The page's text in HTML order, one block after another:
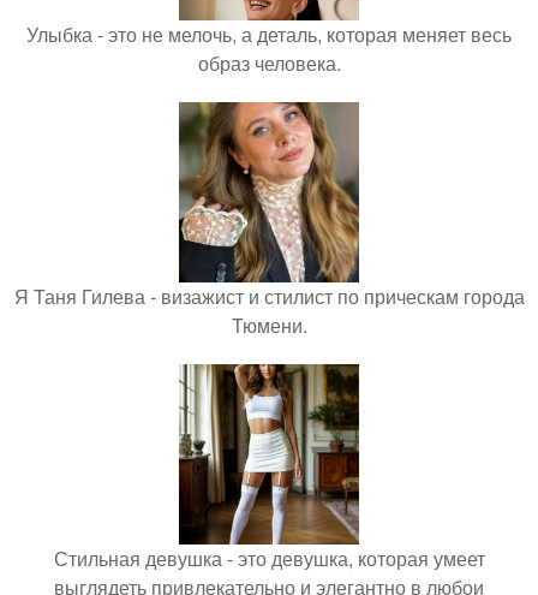
Улыбка - это не мелочь, а деталь, которая меняет весь
образ человека.
Я Таня Гилева - визажист и стилист по прическам города
Тюмени.
Стильная девушка - это девушка, которая умеет
выглядеть привлекательно и элегантно в любои